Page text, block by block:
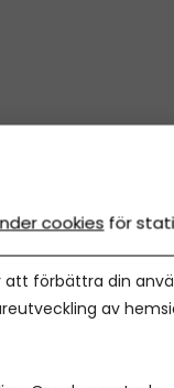
bank är att
kan finansiera
med och
bank även i mer
cookies för
förbättra din
av